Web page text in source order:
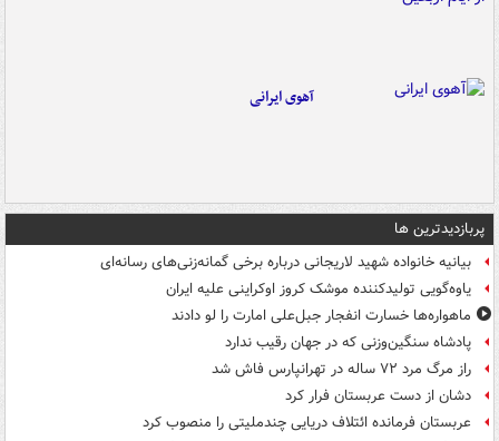
آهوی ایرانی
پربازدیدترین ها
بیانیه خانواده شهید لاریجانی درباره برخی گمانه‌زنی‌های رسانه‌ای
یاوه‌گویی تولیدکننده موشک کروز اوکراینی علیه ایران
ماهواره‌ها خسارت انفجار جبل‌علی امارت را لو دادند
پادشاه سنگین‌وزنی که در جهان رقیب ندارد
راز مرگ مرد ۷۲ ساله در تهرانپارس فاش شد
دشان از دست عربستان فرار کرد
عربستان فرمانده ائتلاف دریایی چندملیتی را منصوب کرد